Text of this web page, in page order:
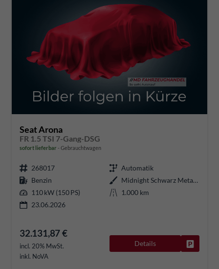
Seat Arona
FR 1.5 TSI 7-Gang-DSG
sofort lieferbar Gebrauchtwagen
268017
Automatik
Benzin
Midnight Schwarz Metallic
110 kW (150 PS)
1.000 km
23.06.2026
32.131,87 €
incl. 20% MwSt.
inkl. NoVA
Details